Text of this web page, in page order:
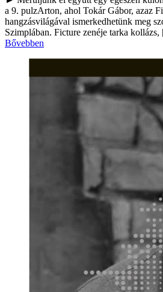
a 9. pulzArton, ahol Tokár Gábor, azaz
hangzásvilágával ismerkedhetünk meg
Szimplában. Ficture zenéje tarka
Bővebben